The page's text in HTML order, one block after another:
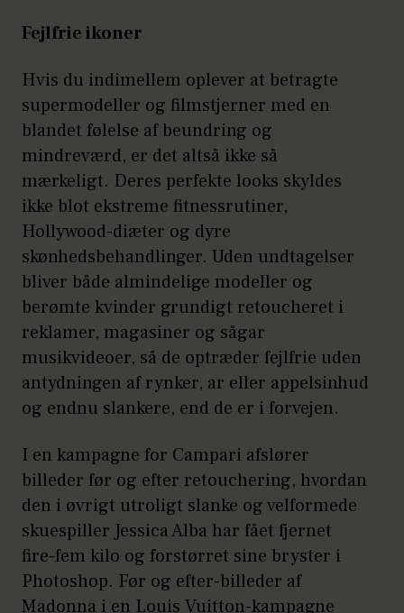
Fejlfrie ikoner
Hvis du indimellem oplever at betragte
supermodeller og filmstjerner med en
blandet følelse af beundring og
mindreværd, er det altså ikke så
mærkeligt. Deres perfekte looks skyldes
ikke blot ekstreme fitnessrutiner,
Hollywood-diæter og dyre
skønhedsbehandlinger. Uden undtagelser
bliver både almindelige modeller og
berømte kvinder grundigt retoucheret i
reklamer, magasiner og sågar
musikvideoer, så de optræder fejlfrie uden
antydningen af rynker, ar eller appelsinhud
og endnu slankere, end de er i forvejen.
I en kampagne for Campari afslører
billeder før og efter retouchering, hvordan
den i øvrigt utroligt slanke og velformede
skuespiller Jessica Alba har fået fjernet
fire-fem kilo og forstørret sine bryster i
Photoshop. Før og efter-billeder af
Madonna i en Louis Vuitton-kampagne